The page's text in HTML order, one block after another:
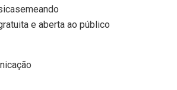
e aberta ao público